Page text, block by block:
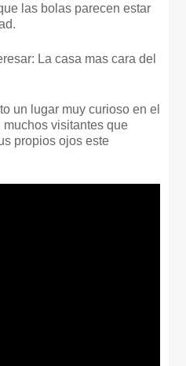
las bolas parecen estar
La casa mas cara del
un lugar muy curioso en el
visitantes que
propios ojos este